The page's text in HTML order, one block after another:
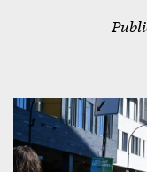
Événements